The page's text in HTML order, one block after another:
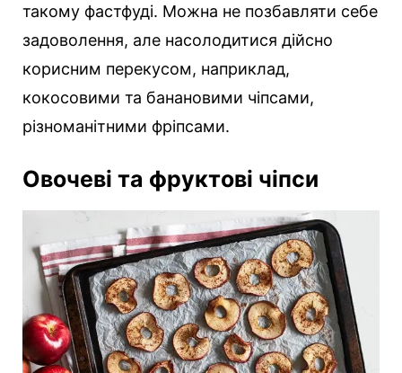
такому фастфуді. Можна не позбавляти себе
задоволення, але насолодитися дійсно
корисним перекусом, наприклад,
кокосовими та банановими чіпсами,
різноманітними фріпсами.
Овочеві та фруктові чіпси